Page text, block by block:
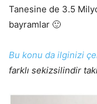
Tanesine de 3.5
bayramlar 🙂
Bu konu da ilginizi
farklı sekizsilindir